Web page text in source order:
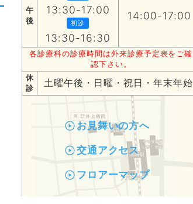
午
後
13:30-17:00
初診
13:30-16:30
14:00-17:00
各診療科の診療時間は外来診療予定表をご確
認下さい。
休
診
土曜午後・日曜・祝日・年末年始
お見舞いの方へ
交通アクセス
フロアーマップ